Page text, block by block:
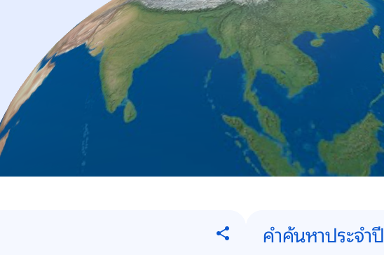
คำค้นหาประจำปี